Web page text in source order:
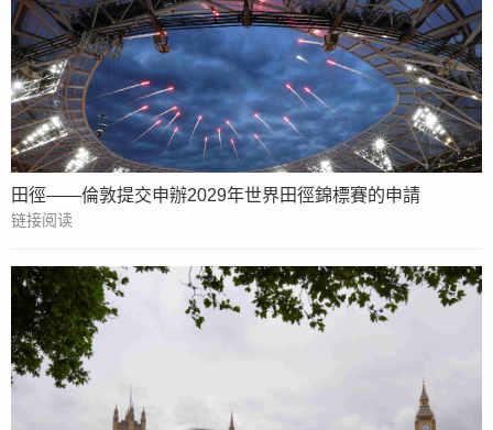
田徑——倫敦提交申辦2029年世界田徑錦標賽的申請
链接阅读